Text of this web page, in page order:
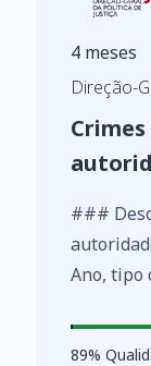
4 meses
Direção-
###
Ano, tipo
Número
89%
89%